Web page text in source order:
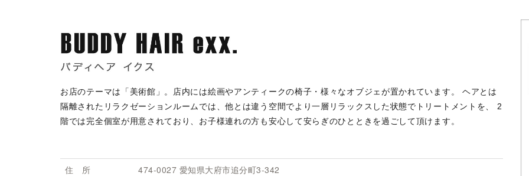
お店のテーマは「美術館」。店内には絵画やアンティークの椅子・様々なオブジェが置かれています。 ヘアとは
隔離されたリラクゼーションルームでは、他とは違う空間でより一層リラックスした状態でトリートメントを、 2
階では完全個室が用意されており、お子様連れの方も安心して安らぎのひとときを過ごして頂けます。
住 所
474-0027 愛知県大府市追分町3-342